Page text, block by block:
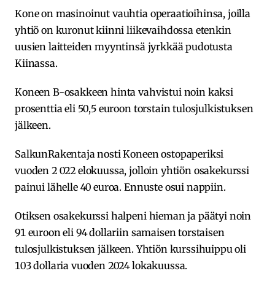
Kone on masinoinut vauhtia operaatioihinsa, joilla
yhtiö on kuronut kiinni liikevaihdossa etenkin
uusien laitteiden myyntinsä jyrkkää pudotusta
Kiinassa.
Koneen B-osakkeen hinta vahvistui noin kaksi
prosenttia eli 50,5 euroon torstain tulosjulkistuksen
jälkeen.
SalkunRakentaja nosti Koneen ostopaperiksi
vuoden 2 022 elokuussa, jolloin yhtiön osakekurssi
painui lähelle 40 euroa. Ennuste osui nappiin.
Otiksen osakekurssi halpeni hieman ja päätyi noin
91 euroon eli 94 dollariin samaisen torstaisen
tulosjulkistuksen jälkeen. Yhtiön kurssihuippu oli
103 dollaria vuoden 2024 lokakuussa.